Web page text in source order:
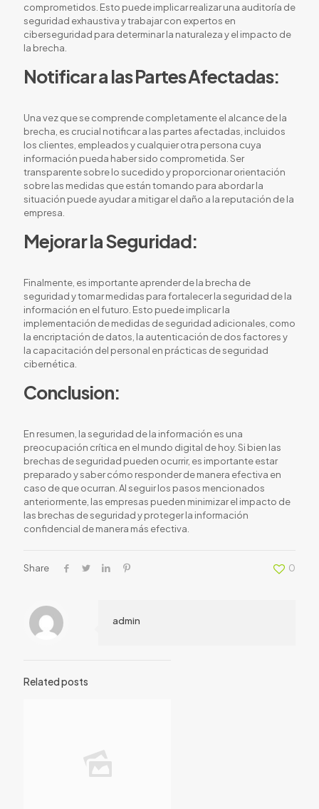
comprometidos. Esto puede implicar realizar una auditoría de
seguridad exhaustiva y trabajar con expertos en
ciberseguridad para determinar la naturaleza y el impacto de
la brecha.
Notificar a las Partes Afectadas:
Una vez que se comprende completamente el alcance de la
brecha, es crucial notificar a las partes afectadas, incluidos
los clientes, empleados y cualquier otra persona cuya
información pueda haber sido comprometida. Ser
transparente sobre lo sucedido y proporcionar orientación
sobre las medidas que están tomando para abordar la
situación puede ayudar a mitigar el daño a la reputación de la
empresa.
Mejorar la Seguridad:
Finalmente, es importante aprender de la brecha de
seguridad y tomar medidas para fortalecer la seguridad de la
información en el futuro. Esto puede implicar la
implementación de medidas de seguridad adicionales, como
la encriptación de datos, la autenticación de dos factores y
la capacitación del personal en prácticas de seguridad
cibernética.
Conclusion:
En resumen, la seguridad de la información es una
preocupación crítica en el mundo digital de hoy. Si bien las
brechas de seguridad pueden ocurrir, es importante estar
preparado y saber cómo responder de manera efectiva en
caso de que ocurran. Al seguir los pasos mencionados
anteriormente, las empresas pueden minimizar el impacto de
las brechas de seguridad y proteger la información
confidencial de manera más efectiva.
Share 0
admin
Related posts